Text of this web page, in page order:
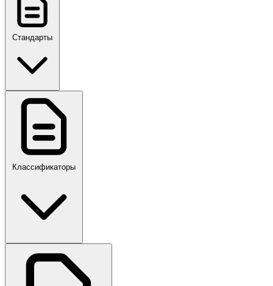
Стандарты
ГОСТ, ГОСТ Р, ПНСТ
ПР,Р,ПМГ,РМГ
Классификаторы